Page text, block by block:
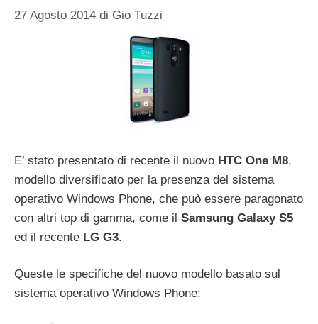
27 Agosto 2014 di Gio Tuzzi
E’ stato presentato di recente il nuovo HTC One M8,
modello diversificato per la presenza del sistema
operativo Windows Phone, che può essere paragonato
con altri top di gamma, come il Samsung Galaxy S5
ed il recente LG G3.
Queste le specifiche del nuovo modello basato sul
sistema operativo Windows Phone: